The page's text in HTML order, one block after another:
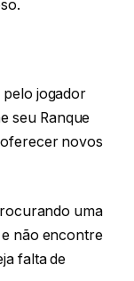
jogador
seu Ranque
novos
uma
não encontre
falta de